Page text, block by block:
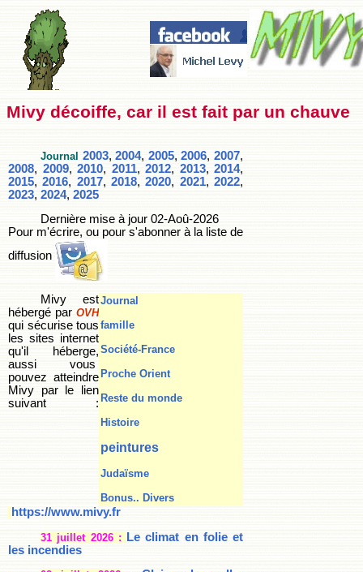
Mivy décoiffe, car il est fait par un chauve
Journal 2003,2004, 2005,2006,2007,
2008, 2009, 2010, 2011, 2012, 2013, 2014,
2015,2016, 2017,2018,2020, 2021,2022,
2023, 2024, 2025
Dernière mise à jour 02-Aoû-2026
Pour m'écrire, ou pour s'abonner à la liste de
diffusion
Journal
famille
Société-France
Proche Orient
Reste du monde
Histoire
peintures
Judaïsme
Bonus.. Divers
Mivy est
hébergé par OVH
qui sécurise tous
les sites internet
qu'il héberge,
aussi vous
pouvez atteindre
Mivy par le lien
suivant :
https://www.mivy.fr
31 juillet 2026 :
Le climat en folie et
les incendies